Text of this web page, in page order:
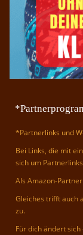
*Partnerlinks und
Bei Links, die mit
sich um
Als Amazon-
Gleiches trifft auch
zu.
Für dich ändert